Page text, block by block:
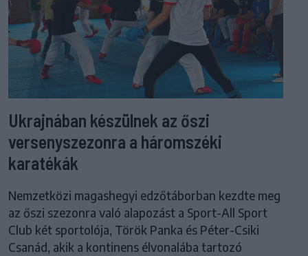
Ukrajnában készülnek az őszi
versenyszezonra a háromszéki
karatékák
Nemzetközi magashegyi edzőtáborban kezdte meg
az őszi szezonra való alapozást a Sport-All Sport
Club két sportolója, Török Panka és Péter-Csiki
Csanád, akik a kontinens élvonalába tartozó